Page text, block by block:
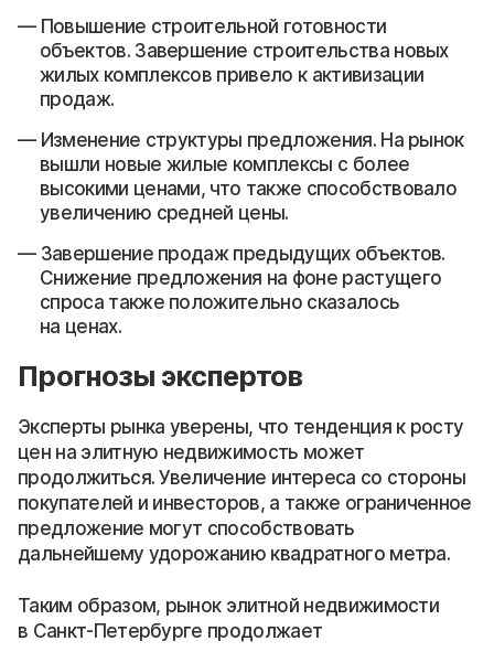
Повышение строительной готовности
объектов. Завершение строительства новых
жилых комплексов привело к активизации
продаж.
Изменение структуры предложения. На рынок
вышли новые жилые комплексы с более
высокими ценами, что также способствовало
увеличению средней цены.
Завершение продаж предыдущих объектов.
Снижение предложения на фоне растущего
спроса также положительно сказалось
на ценах.
Прогнозы экспертов
Эксперты рынка уверены, что тенденция к росту
цен на элитную недвижимость может
продолжиться. Увеличение интереса со стороны
покупателей и инвесторов, а также ограниченное
предложение могут способствовать
дальнейшему удорожанию квадратного метра.
Таким образом, рынок элитной недвижимости
в Санкт-Петербурге продолжает